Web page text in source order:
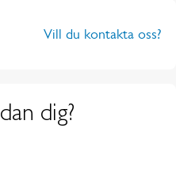
Vill du kontakta oss?
dig?